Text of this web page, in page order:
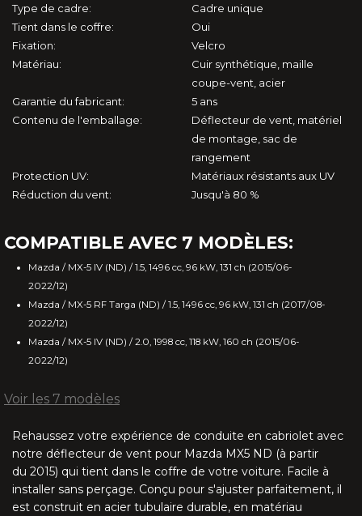
Focus (2006-2010)
KA (2002-2006)
Mustang 5 (2004-2015)
S2000 (1999-2009)
E Type 3 (1971-1975)
XJS 2S (1991-1996)
XJS 4S (1991-1996)
IS 250C 350C (2006-2015)
SC 430 (2001-2010)
Type de cadre:
Cadre unique
Tient dans le coffre:
Oui
Fixation:
Velcro
Matériau:
Cuir synthétique, maille
coupe-vent, acier
Garantie du fabricant:
5 ans
Contenu de l'emballage:
Déflecteur de vent, matériel
de montage, sac de
rangement
Protection UV:
Matériaux résistants aux UV
Réduction du vent:
Jusqu'à 80 %
COMPATIBLE AVEC 7 MODÈLES:
Mazda / MX-5 IV (ND) / 1.5, 1496 cc, 96 kW, 131 ch (2015/06-
2022/12)
Mazda / MX-5 RF Targa (ND) / 1.5, 1496 cc, 96 kW, 131 ch (2017/08-
2022/12)
Mazda / MX-5 IV (ND) / 2.0, 1998 cc, 118 kW, 160 ch (2015/06-
2022/12)
Voir les 7 modèles
Rehaussez votre expérience de conduite en cabriolet avec
notre déflecteur de vent pour Mazda MX5 ND (à partir
du 2015) qui tient dans le coffre de votre voiture. Facile à
installer sans perçage. Conçu pour s'ajuster parfaitement, il
est construit en acier tubulaire durable, en matériau